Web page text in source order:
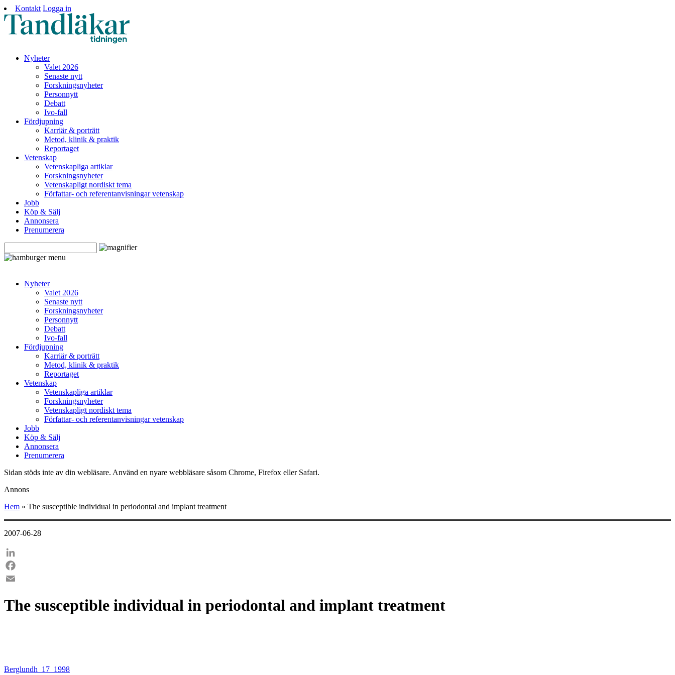
Kontakt Logga in
Nyheter
Valet 2026
Senaste nytt
Forskningsnyheter
Personnytt
Debatt
Ivo-fall
Fördjupning
Karriär & porträtt
Metod, klinik & praktik
Reportaget
Vetenskap
Vetenskapliga artiklar
Forskningsnyheter
Vetenskapligt nordiskt tema
Författar- och referentanvisningar vetenskap
Jobb
Köp & Sälj
Annonsera
Prenumerera
Nyheter
Valet 2026
Senaste nytt
Forskningsnyheter
Personnytt
Debatt
Ivo-fall
Fördjupning
Karriär & porträtt
Metod, klinik & praktik
Reportaget
Vetenskap
Vetenskapliga artiklar
Forskningsnyheter
Vetenskapligt nordiskt tema
Författar- och referentanvisningar vetenskap
Jobb
Köp & Sälj
Annonsera
Prenumerera
Sidan stöds inte av din webläsare. Använd en nyare webbläsare såsom Chrome, Firefox eller Safari.
Annons
Hem » The susceptible individual in periodontal and implant treatment
2007-06-28
LinkedIn
Facebook
The susceptible individual in periodontal and implant treatment
Berglundh_17_1998